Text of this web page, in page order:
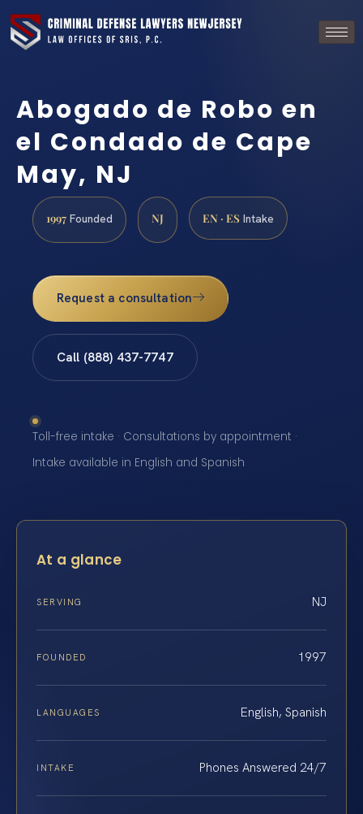
Abogado de Robo en
el Condado de Cape
May, NJ
1997 Founded NJ EN · ES Intake
Request a consultation
Call (888) 437-7747
Toll-free intake · Consultations by appointment ·
Intake available in English and Spanish
At a glance
SERVING NJ
FOUNDED 1997
LANGUAGES English, Spanish
INTAKE Phones Answered 24/7